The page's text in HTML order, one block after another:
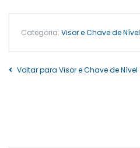
Categoria: Visor e Chave de Nível
Voltar para Visor e Chave de Nível